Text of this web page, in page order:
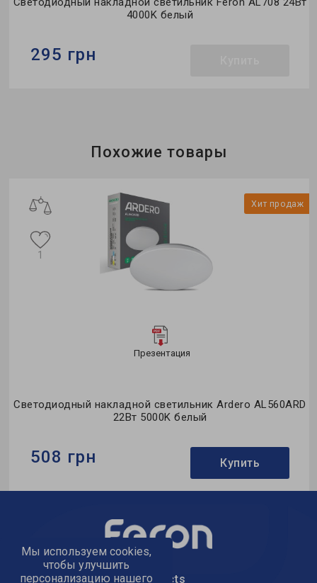
4000K белый
295 грн
Тип источника света:LED
Похожие товары
Хит продаж
Презентация
Светодиодный накладной светильник Ardero AL560ARD
22Вт 5000K белый
1
508 грн Купить
Тип светильника:накладной
Тип источника света:LED
text_kontacts
Мы используем cookies,
чтобы улучшить
персонализацию нашего